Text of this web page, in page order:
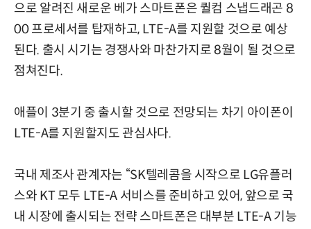
으로 알려진 새로운 베가 스마트폰은 퀄컴 스냅드래곤 8
00 프로세서를 탑재하고, LTE-A를 지원할 것으로 예상
된다. 출시 시기는 경쟁사와 마찬가지로 8월이 될 것으로
점쳐진다.
애플이 3분기 중 출시할 것으로 전망되는 차기 아이폰이
LTE-A를 지원할지도 관심사다.
국내 제조사 관계자는 “SK텔레콤을 시작으로 LG유플러
스와 KT 모두 LTE-A 서비스를 준비하고 있어, 앞으로 국
내 시장에 출시되는 전략 스마트폰은 대부분 LTE-A 기능